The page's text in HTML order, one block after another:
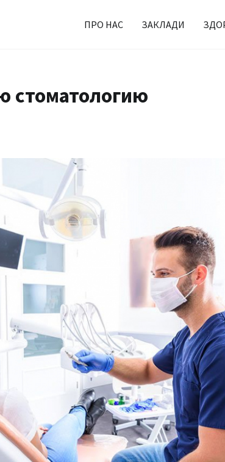
ПРО НАС ЗАКЛАДИ
стоматологию